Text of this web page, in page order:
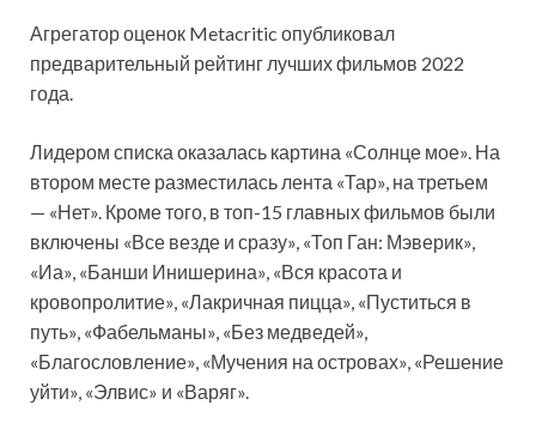
Агрегатор оценок Metacritic опубликовал
предварительный рейтинг лучших фильмов 2022
года.
Лидером списка оказалась картина «Солнце мое». На
втором месте разместилась лента «Тар», на третьем
— «Нет». Кроме того, в топ-15 главных фильмов были
включены «Все везде и сразу», «Топ Ган: Мэверик»,
«Иа», «Банши Инишерина», «Вся красота и
кровопролитие», «Лакричная пицца», «Пуститься в
путь», «Фабельманы», «Без медведей»,
«Благословление», «Мучения на островах», «Решение
уйти», «Элвис» и «Варяг».